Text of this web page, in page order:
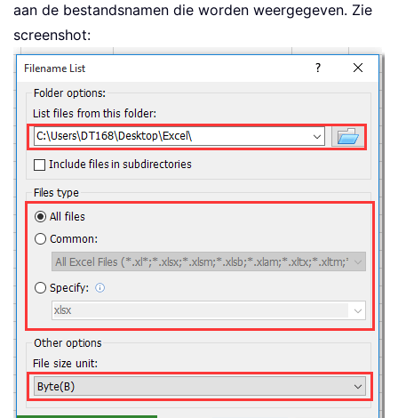
aan de bestandsnamen die worden weergegeven. Zie
screenshot: